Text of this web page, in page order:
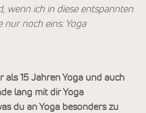
wenn ich in diese entspannten
nur noch eins: Yoga
als 15 Jahren Yoga und auch
lang mit dir Yoga
du an Yoga besonders zu